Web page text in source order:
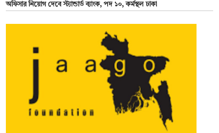
অফিসার নিয়োগ দেবে স্ট্যান্ডার্ড ব্যাংক, পদ ১০, কর্মস্থল ঢাকা